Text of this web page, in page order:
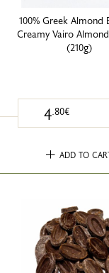
100% Greek Almond
Creamy Vairo
(210g)
4.80€
ADD TO